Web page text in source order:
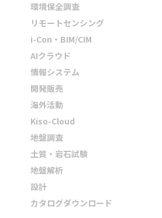
環境保全調査
リモートセンシング
i-Con・BIM/CIM
AIクラウド
情報システム
開発販売
海外活動
Kiso-Cloud
地盤調査
土質・岩石試験
地盤解析
設計
カタログダウンロード